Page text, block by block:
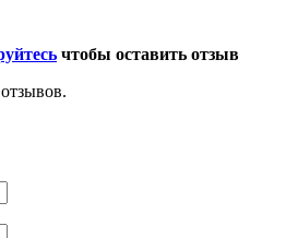
чтобы оставить отзыв